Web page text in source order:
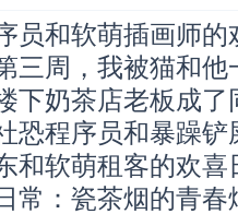
员和软萌插画师的
三周，我被猫和他
下奶茶店老板成了
恐程序员和暴躁铲
和软萌租客的欢喜
常：瓷茶烟的青春